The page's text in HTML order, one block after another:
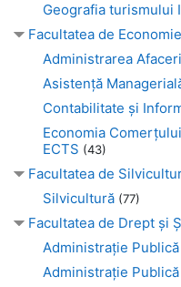
Geografia turismului
Facultatea de
Administrarea
Asistenţă
Contabilitate şi
Economia
ECTS (43)
Facultatea de
Silvicultură (77)
Facultatea de Drept şi
Administraţie Publică
Administraţie Publică